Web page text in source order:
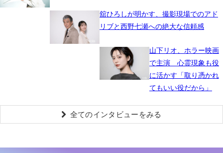
舘ひろしが明かす、撮影現場でのアド
リブと西野七瀬への絶大な信頼感
山下リオ、ホラー映画
で主演 心霊現象も役
に活かす「取り憑かれ
てもいい役だから」
全てのインタビューをみる